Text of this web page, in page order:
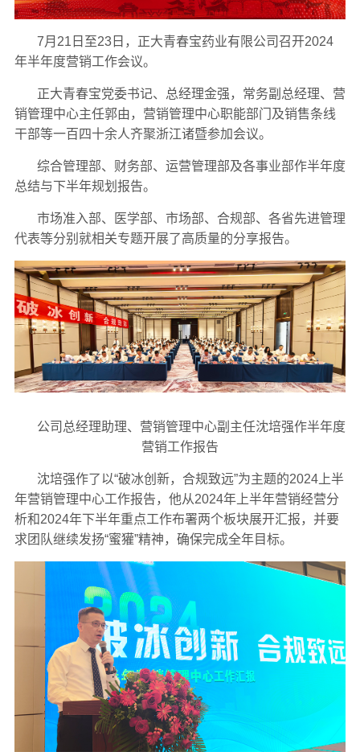
7月21日至23日，正大青春宝药业有限公司召开2024
年半年度营销工作会议。
正大青春宝党委书记、总经理金强，常务副总经理、营
销管理中心主任郭由，营销管理中心职能部门及销售条线
干部等一百四十余人齐聚浙江诸暨参加会议。
综合管理部、财务部、运营管理部及各事业部作半年度
总结与下半年规划报告。
市场准入部、医学部、市场部、合规部、各省先进管理
代表等分别就相关专题开展了高质量的分享报告。
公司总经理助理、营销管理中心副主任沈培强作半年度
营销工作报告
沈培强作了以“破冰创新，合规致远”为主题的2024上半
年营销管理中心工作报告，他从2024年上半年营销经营分
析和2024年下半年重点工作布署两个板块展开汇报，并要
求团队继续发扬“蜜獾”精神，确保完成全年目标。